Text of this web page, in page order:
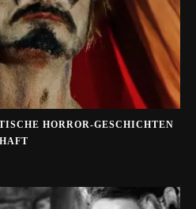
HORROR-GESCHICHTEN